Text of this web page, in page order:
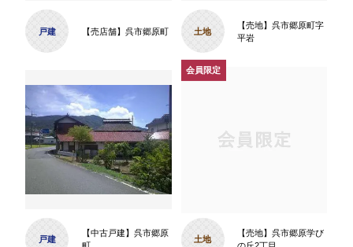
戸建 【売店舗】呉市郷原町 土地
【売地】呉市郷原町字
平岩
戸建
【中古戸建】呉市郷原
土地
【売地】呉市郷原学び